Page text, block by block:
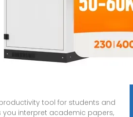
tool for students and
you interpret academic papers,